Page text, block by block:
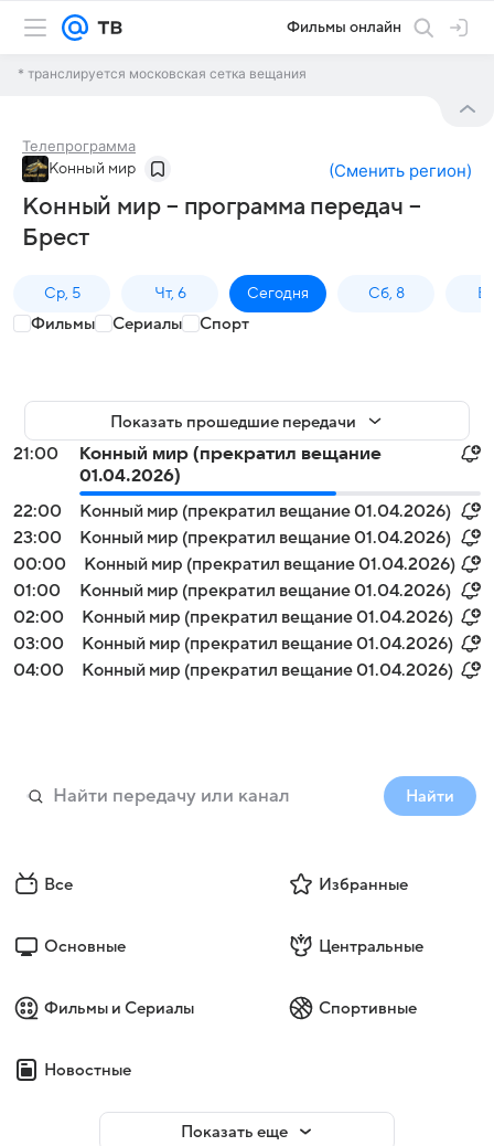
Фильмы онлайн
* транслируется московская сетка вещания
Телепрограмма
Конный мир (Сменить регион)
Конный мир – программа передач –
Брест
Ср, 5 Чт, 6 Сегодня Сб, 8
Фильмы Сериалы Спорт
Показать прошедшие передачи
21:00
Конный мир (прекратил вещание
01.04.2026)
22:00
Конный мир (прекратил вещание 01.04.2026)
23:00
Конный мир (прекратил вещание 01.04.2026)
00:00
Конный мир (прекратил вещание 01.04.2026)
01:00
Конный мир (прекратил вещание 01.04.2026)
02:00
Конный мир (прекратил вещание 01.04.2026)
03:00
Конный мир (прекратил вещание 01.04.2026)
04:00
Конный мир (прекратил вещание 01.04.2026)
Найти
Все Избранные
Основные Центральные
Фильмы и Сериалы Спортивные
Новостные
Показать еще